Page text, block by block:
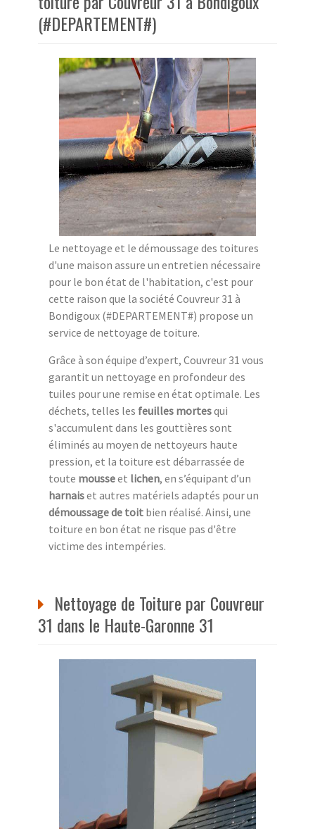
(#DEPARTEMENT#)
Le nettoyage et le démoussage des toitures
d'une maison assure un entretien nécessaire
pour le bon état de l'habitation, c'est pour
cette raison que la société Couvreur 31 à
Bondigoux (#DEPARTEMENT#) propose un
service de nettoyage de toiture.
Grâce à son équipe d’expert, Couvreur 31 vous
garantit un nettoyage en profondeur des
tuiles pour une remise en état optimale. Les
déchets, telles les feuilles mortesqui
s'accumulent dans les gouttières sont
éliminés au moyen de nettoyeurs haute
pression, et la toiture est débarrassée de
toute mousseet lichen, en s’équipant d’un
harnaiset autres matériels adaptés pour un
démoussage de toit bien réalisé. Ainsi, une
toiture en bon état ne risque pas d'être
victime des intempéries.
Nettoyage de Toiture par Couvreur
31 dans le Haute-Garonne 31